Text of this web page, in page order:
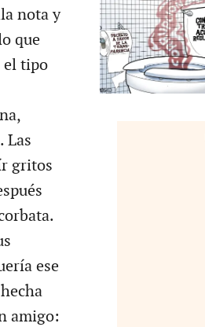
nota y
que
el tipo
Las
gritos
ese
amigo: